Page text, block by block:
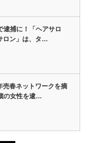
逮捕に！「ヘアサロ
ロン」は、タ…
売春ネットワークを摘
の女性を逮…